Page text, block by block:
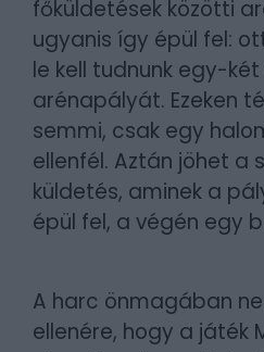
főküldetések közötti
ugyanis így épül fel:
le kell tudnunk egy-
arénapályát. Ezeken
semmi, csak egy
ellenfél. Aztán jöhet a
küldetés, aminek a
épül fel, a végén egy
A harc önmagában
ellenére, hogy a játék